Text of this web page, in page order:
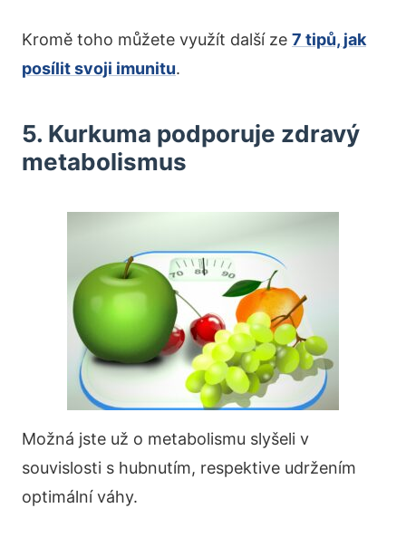
Kromě toho můžete využít další ze 7 tipů, jak
posílit svoji imunitu.
5. Kurkuma podporuje zdravý
metabolismus
Možná jste už o metabolismu slyšeli v
souvislosti s hubnutím, respektive udržením
optimální váhy.